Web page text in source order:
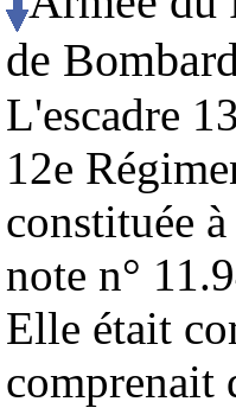
de
L'escadre
12e
constituée
note n°
Elle était
comprenait